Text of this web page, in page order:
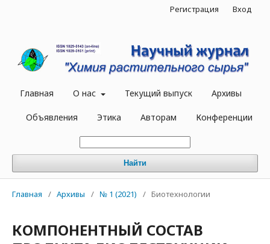
Главная О нас Текущий выпуск Архивы
Объявления Этика Авторам Конференции
Найти
Регистрация Вход
Главная / Архивы / № 1 (2021) / Биотехнологии
КОМПОНЕНТНЫЙ СОСТАВ